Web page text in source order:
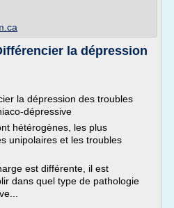
la dépression
la dépression des troubles
dépressive
hétérogènes, les plus
unipolaires et les troubles
est différente, il est
dans quel type de pathologie